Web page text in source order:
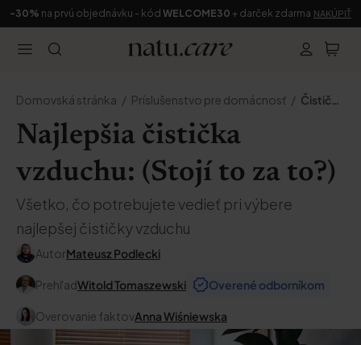
-30% na prvú objednávku - kód WELCOME30 + darček zdarma NAKÚPIŤ
Domovská stránka Príslušenstvo pre domácnosť Čističky vzduchu
Najlepšia čistička
vzduchu: (Stojí to za to?)
Všetko, čo potrebujete vedieť pri výbere
najlepšej čističky vzduchu
AutorMateusz Podlecki
PrehľadWitold Tomaszewski Overené odborníkom
Overovanie faktovAnna Wiśniewska